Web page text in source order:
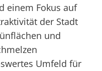
einem Fokus auf
der Stadt
und
Umfeld für